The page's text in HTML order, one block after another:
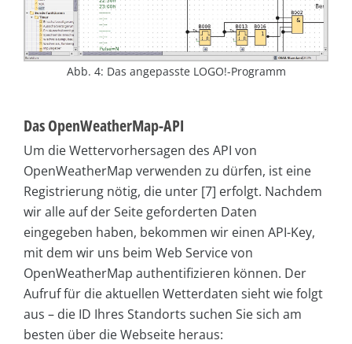
Abb. 4: Das angepasste LOGO!-Programm
Das OpenWeatherMap-API
Um die Wettervorhersagen des API von
OpenWeatherMap verwenden zu dürfen, ist eine
Registrierung nötig, die unter [7] erfolgt. Nachdem
wir alle auf der Seite geforderten Daten
eingegeben haben, bekommen wir einen API-Key,
mit dem wir uns beim Web Service von
OpenWeatherMap authentifizieren können. Der
Aufruf für die aktuellen Wetterdaten sieht wie folgt
aus – die ID Ihres Standorts suchen Sie sich am
besten über die Webseite heraus: